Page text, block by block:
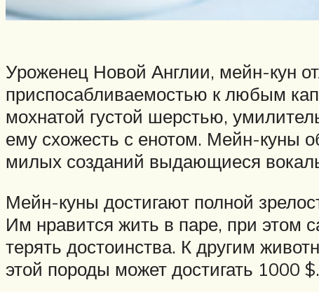
Уроженец Новой Англии, мейн-кун
приспосабливаемостью к любым
мохнатой густой шерстью,
ему схожесть с енотом. Мейн-куны
милых созданий выдающиеся
Мейн-куны достигают полной
Им нравится жить в паре, при этом
терять достоинства. К другим
этой породы может достигать 1000 $.